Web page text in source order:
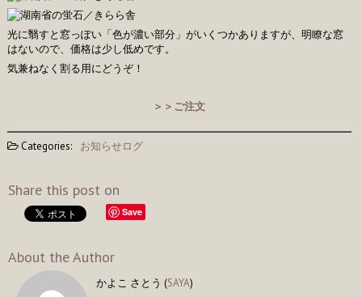
光に翳すと窓っぽい「色が濃い部分」がいくつかありますが、明瞭な窓
はないので、価格は少し低めです。
気兼ねなく割る用にどうぞ！
＞＞ご注文
Categories: お知らせログ
Share this post on
Save
About the Author
かよこ さとう (SAYA)